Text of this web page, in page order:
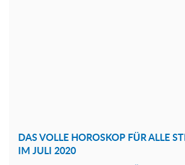
DAS VOLLE HOROSKOP FÜR ALLE
IM JULI 2020